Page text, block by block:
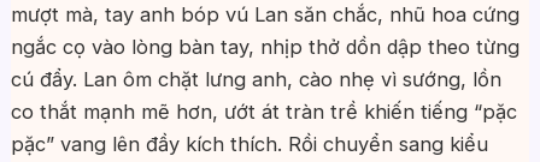
mượt mà, tay anh bóp vú Lan săn chắc, nhũ hoa cứng
ngắc cọ vào lòng bàn tay, nhịp thở dồn dập theo từng
cú đẩy. Lan ôm chặt lưng anh, cào nhẹ vì sướng, lồn
co thắt mạnh mẽ hơn, ướt át tràn trề khiến tiếng “pặc
pặc” vang lên đầy kích thích. Rồi chuyển sang kiểu